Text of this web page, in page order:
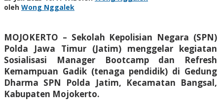
oleh Wong Nggalek
MOJOKERTO – Sekolah Kepolisian Negara (SPN)
Polda Jawa Timur (Jatim) menggelar kegiatan
Sosialisasi Manager Bootcamp dan Refresh
Kemampuan Gadik (tenaga pendidik) di Gedung
Dharma SPN Polda Jatim, Kecamatan Bangsal,
Kabupaten Mojokerto.